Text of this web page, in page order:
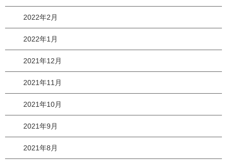
2022年2月
2022年1月
2021年12月
2021年11月
2021年10月
2021年9月
2021年8月